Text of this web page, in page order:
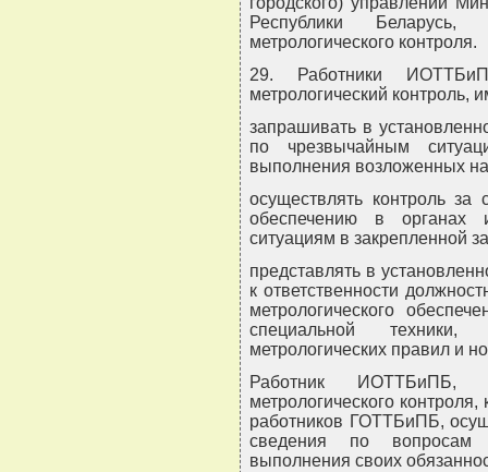
Республики Беларусь,
метрологического контроля.
29. Работники
метрологический контроль,
запрашивать в
по чрезвычайным
выполнения возложенных
осуществлять контроль за
обеспечению в органах
ситуациям в закрепленной
представлять в
к ответственности
метрологического
специальной
метрологических правил и
Работник ИОТТБиПБ,
метрологического
работников ГОТТБиПБ,
сведения по вопросам
выполнения своих